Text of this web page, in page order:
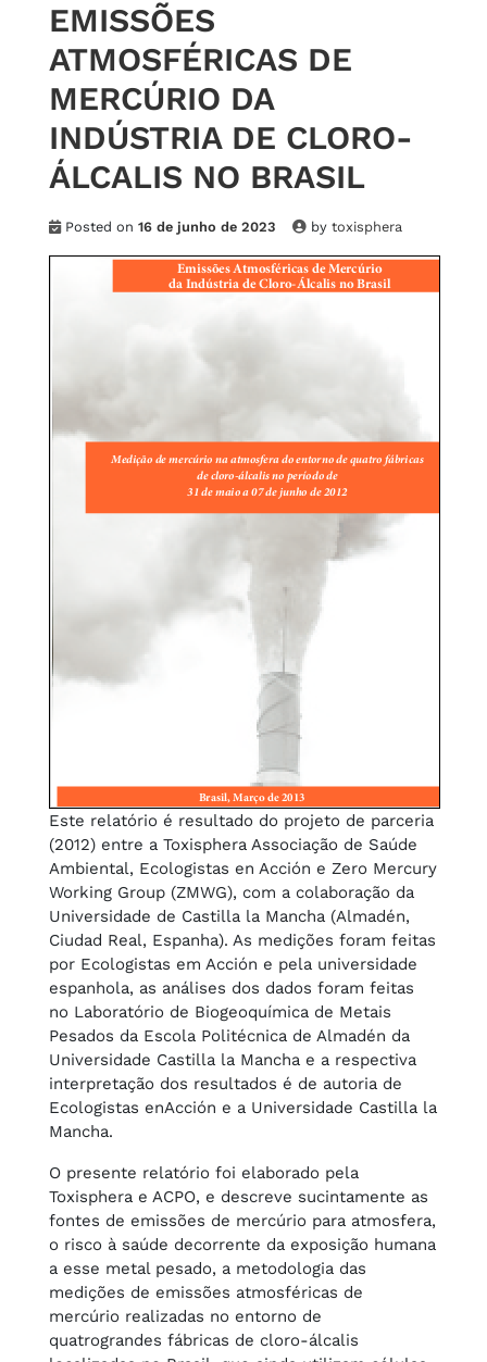
EMISSÕES
ATMOSFÉRICAS DE
MERCÚRIO DA
INDÚSTRIA DE CLORO-
ÁLCALIS NO BRASIL
Posted on 16 de junho de 2023 by toxisphera
Este relatório é resultado do projeto de parceria
(2012) entre a Toxisphera Associação de Saúde
Ambiental, Ecologistas en Acción e Zero Mercury
Working Group (ZMWG), com a colaboração da
Universidade de Castilla la Mancha (Almadén,
Ciudad Real, Espanha). As medições foram feitas
por Ecologistas em Acción e pela universidade
espanhola, as análises dos dados foram feitas
no Laboratório de Biogeoquímica de Metais
Pesados da Escola Politécnica de Almadén da
Universidade Castilla la Mancha e a respectiva
interpretação dos resultados é de autoria de
Ecologistas enAcción e a Universidade Castilla la
Mancha.
O presente relatório foi elaborado pela
Toxisphera e ACPO, e descreve sucintamente as
fontes de emissões de mercúrio para atmosfera,
o risco à saúde decorrente da exposição humana
a esse metal pesado, a metodologia das
medições de emissões atmosféricas de
mercúrio realizadas no entorno de
quatrograndes fábricas de cloro-álcalis